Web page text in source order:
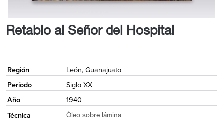
Retablo al Señor del Hospital
Región
León, Guanajuato
Período
Siglo XX
Año
1940
Técnica
Óleo sobre lámina